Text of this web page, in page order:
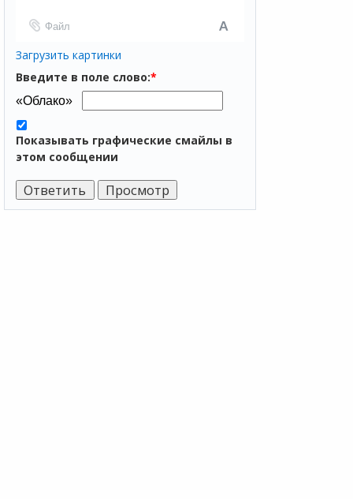
Файл
Загрузить картинки
Введите в поле слово:*
Показывать графические смайлы в
этом сообщении